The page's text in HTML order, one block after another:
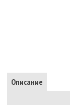
Описание